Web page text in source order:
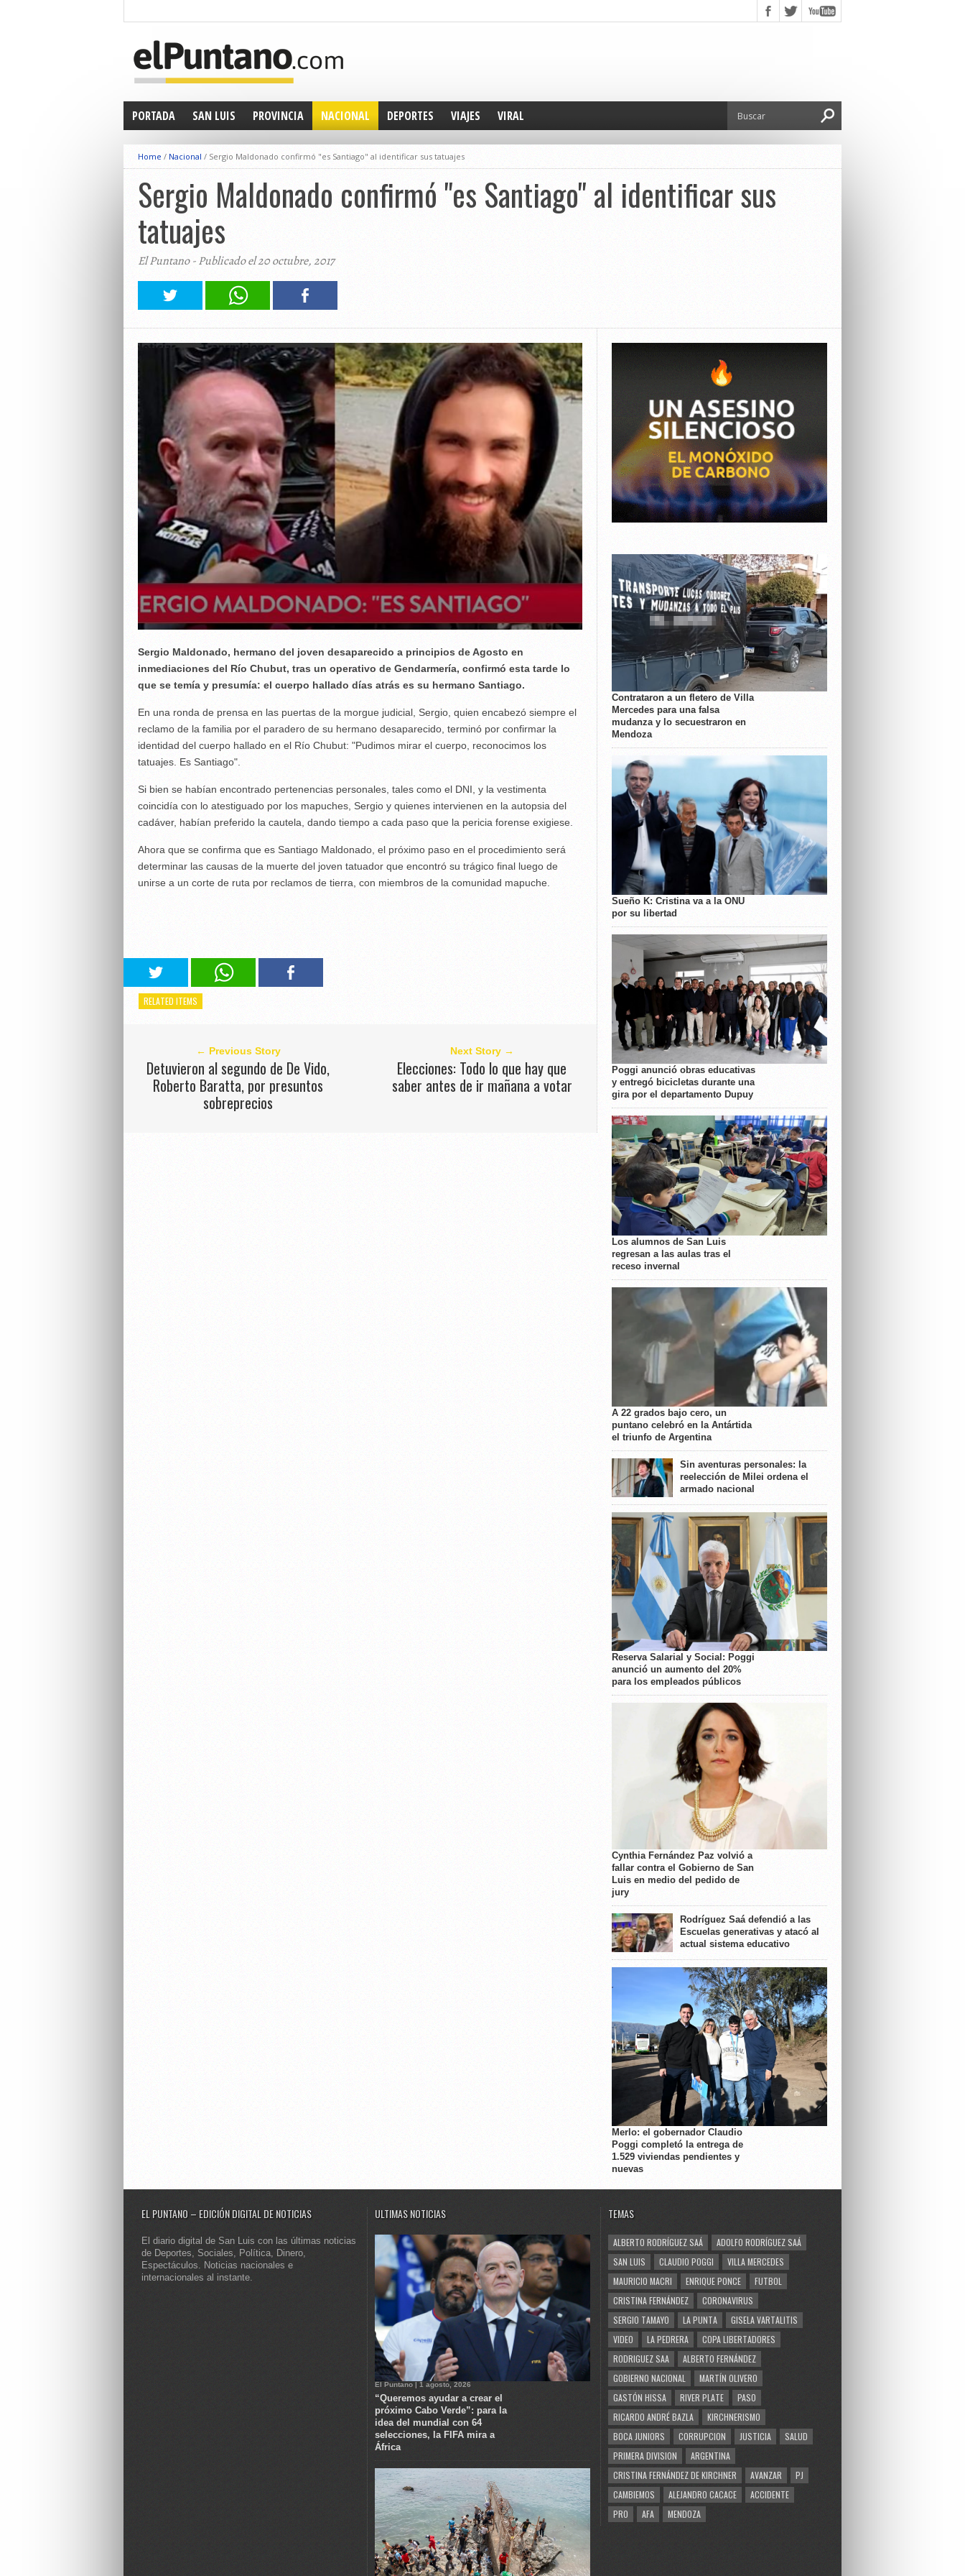
PORTADA SAN LUIS PROVINCIA NACIONAL DEPORTES VIAJES VIRAL
Home / Nacional / Sergio Maldonado confirmó "es Santiago" al identificar sus tatuajes
Sergio Maldonado confirmó "es Santiago" al identificar sus
tatuajes
El Puntano - Publicado el 20 octubre, 2017
Sergio Maldonado, hermano del joven desaparecido a principios de Agosto en
inmediaciones del Río Chubut, tras un operativo de Gendarmería, confirmó esta tarde lo
que se temía y presumía: el cuerpo hallado días atrás es su hermano Santiago.
En una ronda de prensa en las puertas de la morgue judicial, Sergio, quien encabezó siempre el
reclamo de la familia por el paradero de su hermano desaparecido, terminó por confirmar la
identidad del cuerpo hallado en el Río Chubut: "Pudimos mirar el cuerpo, reconocimos los
tatuajes. Es Santiago".
Si bien se habían encontrado pertenencias personales, tales como el DNI, y la vestimenta
coincidía con lo atestiguado por los mapuches, Sergio y quienes intervienen en la autopsia del
cadáver, habían preferido la cautela, dando tiempo a cada paso que la pericia forense exigiese.
Ahora que se confirma que es Santiago Maldonado, el próximo paso en el procedimiento será
determinar las causas de la muerte del joven tatuador que encontró su trágico final luego de
unirse a un corte de ruta por reclamos de tierra, con miembros de la comunidad mapuche.
RELATED ITEMS
← Previous Story
Detuvieron al segundo de De Vido,
Roberto Baratta, por presuntos
sobreprecios
Next Story →
Elecciones: Todo lo que hay que
saber antes de ir mañana a votar
Contrataron a un fletero de Villa
Mercedes para una falsa
mudanza y lo secuestraron en
Mendoza
Sueño K: Cristina va a la ONU
por su libertad
Poggi anunció obras educativas
y entregó bicicletas durante una
gira por el departamento Dupuy
Los alumnos de San Luis
regresan a las aulas tras el
receso invernal
A 22 grados bajo cero, un
puntano celebró en la Antártida
el triunfo de Argentina
Sin aventuras personales: la
reelección de Milei ordena el
armado nacional
Reserva Salarial y Social: Poggi
anunció un aumento del 20%
para los empleados públicos
Cynthia Fernández Paz volvió a
fallar contra el Gobierno de San
Luis en medio del pedido de
jury
Rodríguez Saá defendió a las
Escuelas generativas y atacó al
actual sistema educativo
Merlo: el gobernador Claudio
Poggi completó la entrega de
1.529 viviendas pendientes y
nuevas
EL PUNTANO – EDICIÓN DIGITAL DE NOTICIAS
El diario digital de San Luis con las últimas noticias
de Deportes, Sociales, Política, Dinero,
Espectáculos. Noticias nacionales e
internacionales al instante.
ULTIMAS NOTICIAS
El Puntano | 1 agosto, 2026
“Queremos ayudar a crear el
próximo Cabo Verde”: para la
idea del mundial con 64
selecciones, la FIFA mira a
África
TEMAS
ALBERTO RODRÍGUEZ SAÁ
ADOLFO RODRÍGUEZ SAÁ
SAN LUIS
CLAUDIO POGGI
VILLA MERCEDES
MAURICIO MACRI
ENRIQUE PONCE
FUTBOL
CRISTINA FERNÁNDEZ
CORONAVIRUS
SERGIO TAMAYO
LA PUNTA
GISELA VARTALITIS
VIDEO
LA PEDRERA
COPA LIBERTADORES
RODRIGUEZ SAA
ALBERTO FERNÁNDEZ
GOBIERNO NACIONAL
MARTÍN OLIVERO
GASTÓN HISSA
RIVER PLATE
PASO
RICARDO ANDRÉ BAZLA
KIRCHNERISMO
BOCA JUNIORS
CORRUPCION JUSTICIA
SALUD
PRIMERA DIVISION
ARGENTINA
CRISTINA FERNÁNDEZ DE KIRCHNER
AVANZAR
PJ
CAMBIEMOS
ALEJANDRO CACACE
ACCIDENTE
PRO
AFA MENDOZA